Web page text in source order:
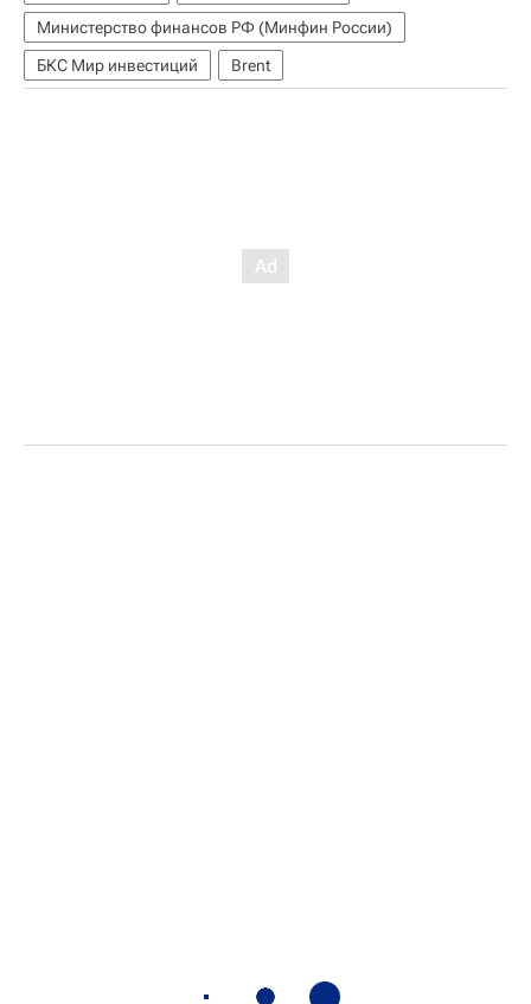
Министерство финансов РФ (Минфин России)
БКС Мир инвестиций
Brent